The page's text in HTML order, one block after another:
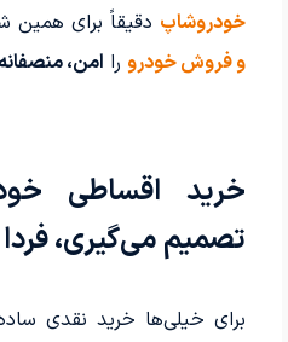
خودروشاپ دقیقاً برای همین
و فروش خودرورا امن،
خرید اقساطی
تصمیم می‌گیری،
برای خیلی‌ها خرید نقدی